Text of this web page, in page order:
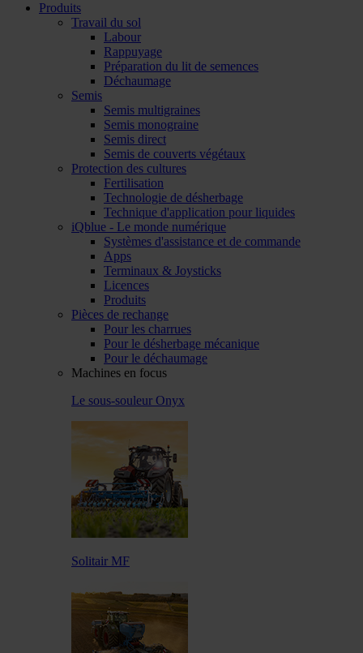
Produits
Travail du sol
Labour
Rappuyage
Préparation du lit de semences
Déchaumage
Semis
Semis multigraines
Semis monograine
Semis direct
Semis de couverts végétaux
Protection des cultures
Fertilisation
Technologie de désherbage
Technique d'application pour liquides
iQblue - Le monde numérique
Systèmes d'assistance et de commande
Apps
Terminaux & Joysticks
Licences
Produits
Pièces de rechange
Pour les charrues
Pour le désherbage mécanique
Pour le déchaumage
Machines en focus
Le sous-souleur Onyx
Solitair MF